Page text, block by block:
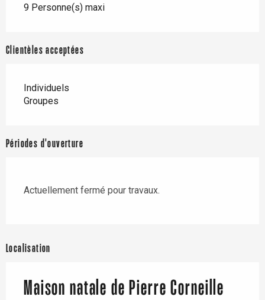
9 Personne(s) maxi
Clientèles acceptées
Individuels
Groupes
Périodes d'ouverture
Actuellement fermé pour travaux.
Localisation
Maison natale de Pierre Corneille